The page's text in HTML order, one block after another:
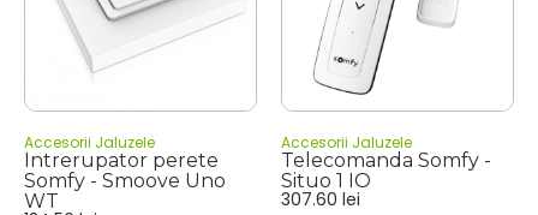
Accesorii Jaluzele
Intrerupator perete
Somfy - Smoove Uno
WT
Accesorii Jaluzele
Telecomanda Somfy -
Situo 1 IO
307.60 lei